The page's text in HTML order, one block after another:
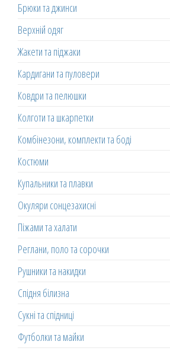
Брюки та джинси
Верхній одяг
Жакети та піджаки
Кардигани та пуловери
Ковдри та пелюшки
Колготи та шкарпетки
Комбінезони, комплекти та боді
Костюми
Купальники та плавки
Окуляри сонцезахисні
Піжами та халати
Реглани, поло та сорочки
Рушники та накидки
Спідня білизна
Сукні та спідниці
Футболки та майки